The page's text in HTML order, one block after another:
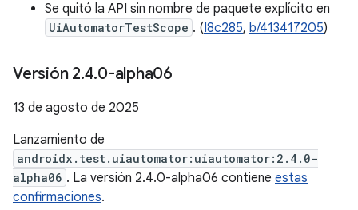
Se quitó la API sin nombre de paquete explícito en
UiAutomatorTestScope . (I8c285, b/413417205)
Versión 2.4.0-alpha06
13 de agosto de 2025
Lanzamiento de
androidx.test.uiautomator:uiautomator:2.4.0-
alpha06 . La versión 2.4.0-alpha06 contiene estas
confirmaciones.